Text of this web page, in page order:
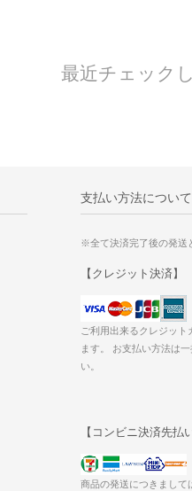
最近チェック
支払い方法について
※全て決済完了後の発送
【クレジット決済】
ご利用出来るクレジット
ます。 お支払い方法は
い。
【コンビニ決済先払
商品の発送につきまして